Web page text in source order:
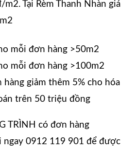
Tại Rèm Thanh Nhàn giá
mỗi đơn hàng >50m2
mỗi đơn hàng >100m2
hàng giảm thêm 5% cho hóa
trên 50 triệu đồng
TRÌNH có đơn hàng
ngay 0912 119 901 để được